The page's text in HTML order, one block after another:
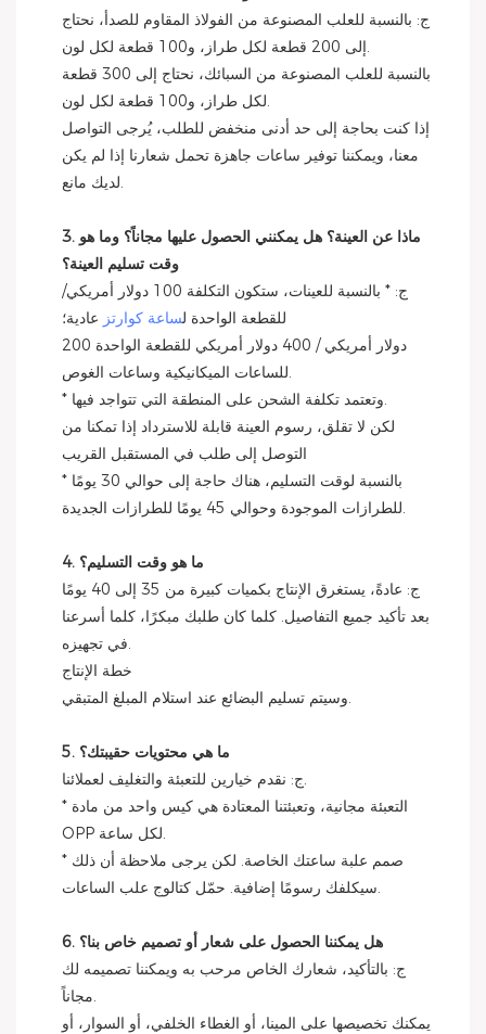
ج: بالنسبة للعلب المصنوعة من الفولاذ المقاوم للصدأ، نحتاج
إلى 200 قطعة لكل طراز، و100 قطعة لكل لون.
بالنسبة للعلب المصنوعة من السبائك، نحتاج إلى 300 قطعة
لكل طراز، و100 قطعة لكل لون.
إذا كنت بحاجة إلى حد أدنى منخفض للطلب، يُرجى التواصل
معنا، ويمكننا توفير ساعات جاهزة تحمل شعارنا إذا لم يكن
لديك مانع.
3. ماذا عن العينة؟ هل يمكنني الحصول عليها مجاناً؟ وما هو
وقت تسليم العينة؟
ج: * بالنسبة للعينات، ستكون التكلفة 100 دولار أمريكي/
للقطعة الواحدة لساعة كوارتز عادية؛
200 دولار أمريكي / 400 دولار أمريكي للقطعة الواحدة
للساعات الميكانيكية وساعات الغوص.
* وتعتمد تكلفة الشحن على المنطقة التي تتواجد فيها.
لكن لا تقلق، رسوم العينة قابلة للاسترداد إذا تمكنا من
التوصل إلى طلب في المستقبل القريب
* بالنسبة لوقت التسليم، هناك حاجة إلى حوالي 30 يومًا
للطرازات الموجودة وحوالي 45 يومًا للطرازات الجديدة.
4. ما هو وقت التسليم؟
ج: عادةً، يستغرق الإنتاج بكميات كبيرة من 35 إلى 40 يومًا
بعد تأكيد جميع التفاصيل. كلما كان طلبك مبكرًا، كلما أسرعنا
في تجهيزه.
خطة الإنتاج
وسيتم تسليم البضائع عند استلام المبلغ المتبقي.
5. ما هي محتويات حقيبتك؟
ج: نقدم خيارين للتعبئة والتغليف لعملائنا.
* التعبئة مجانية، وتعبئتنا المعتادة هي كيس واحد من مادة
OPP لكل ساعة.
* صمم علبة ساعتك الخاصة. لكن يرجى ملاحظة أن ذلك
سيكلفك رسومًا إضافية. حمّل كتالوج علب الساعات.
6. هل يمكننا الحصول على شعار أو تصميم خاص بنا؟
ج: بالتأكيد، شعارك الخاص مرحب به ويمكننا تصميمه لك
مجاناً.
يمكنك تخصيصها على المينا، أو الغطاء الخلفي، أو السوار، أو